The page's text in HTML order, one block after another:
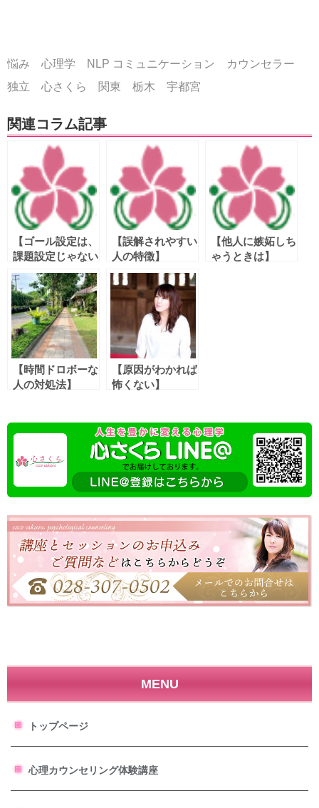
悩み 心理学 NLP コミュニケーション カウンセラー
独立 心さくら 関東 栃木 宇都宮
関連コラム記事
【ゴール設定は、
課題設定じゃない
よ】
【誤解されやすい
人の特徴】
【他人に嫉妬しち
ゃうときは】
【時間ドロボーな
人の対処法】
【原因がわかれば
怖くない】
MENU
トップページ
心理カウンセリング体験講座